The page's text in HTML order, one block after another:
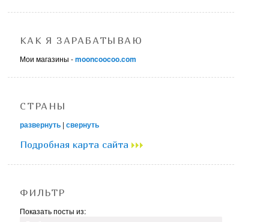
КАК Я ЗАРАБАТЫВАЮ
Мои магазины -mooncoocoo.com
СТРАНЫ
развернуть |свернуть
Подробная карта сайта
ФИЛЬТР
Показать посты из: